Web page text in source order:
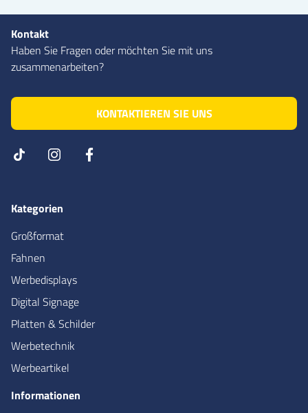
Kontakt
Haben Sie Fragen oder möchten Sie mit uns
zusammenarbeiten?
KONTAKTIEREN SIE UNS
Kategorien
Großformat
Fahnen
Werbedisplays
Digital Signage
Platten & Schilder
Werbetechnik
Werbeartikel
Informationen